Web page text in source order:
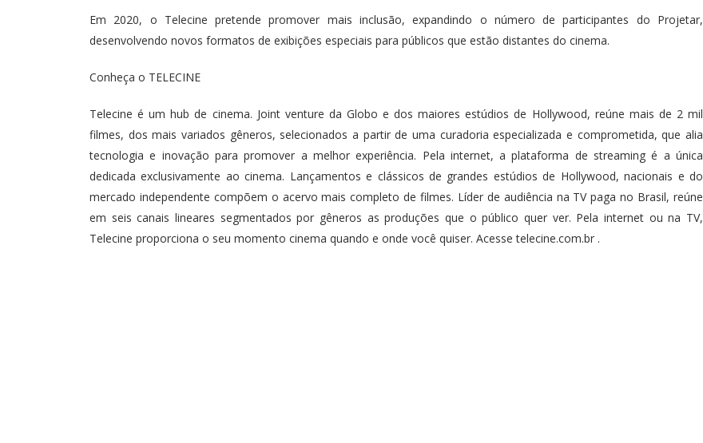
Em 2020, o Telecine pretende promover mais inclusão, expandindo o número de participantes do Projetar,
desenvolvendo novos formatos de exibições especiais para públicos que estão distantes do cinema.
Conheça o TELECINE
Telecine é um hub de cinema. Joint venture da Globo e dos maiores estúdios de Hollywood, reúne mais de 2 mil
filmes, dos mais variados gêneros, selecionados a partir de uma curadoria especializada e comprometida, que alia
tecnologia e inovação para promover a melhor experiência. Pela internet, a plataforma de streaming é a única
dedicada exclusivamente ao cinema. Lançamentos e clássicos de grandes estúdios de Hollywood, nacionais e do
mercado independente compõem o acervo mais completo de filmes. Líder de audiência na TV paga no Brasil, reúne
em seis canais lineares segmentados por gêneros as produções que o público quer ver. Pela internet ou na TV,
Telecine proporciona o seu momento cinema quando e onde você quiser. Acesse telecine.com.br .